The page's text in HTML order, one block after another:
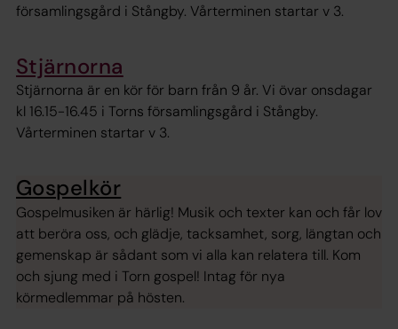
församlingsgård i Stångby. Vårterminen startar v 3.
Stjärnorna
Stjärnorna är en kör för barn från 9 år. Vi övar onsdagar
kl 16.15-16.45 i Torns församlingsgård i Stångby.
Vårterminen startar v 3.
Gospelkör
Gospelmusiken är härlig! Musik och texter kan och får lov
att beröra oss, och glädje, tacksamhet, sorg, längtan och
gemenskap är sådant som vi alla kan relatera till. Kom
och sjung med i Torn gospel! Intag för nya
körmedlemmar på hösten.